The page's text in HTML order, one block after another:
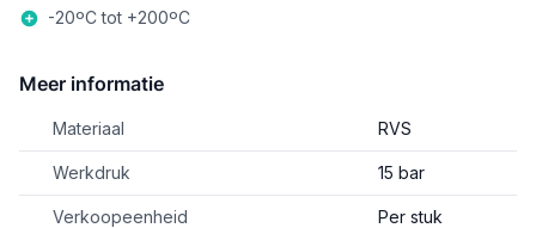
-20ºC tot +200ºC
Meer informatie
Materiaal RVS
Werkdruk 15 bar
Verkoopeenheid Per stuk